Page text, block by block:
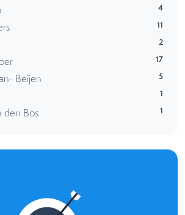
4
11
2
17
Beijen 5
1
den Bos 1